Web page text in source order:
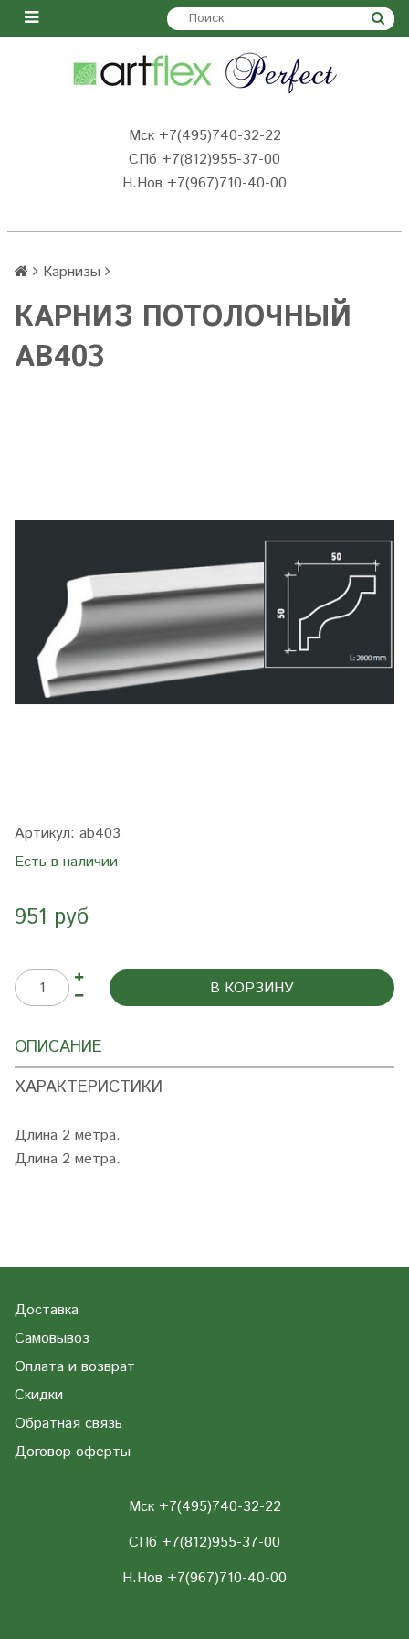
Мск +7(495)740-32-22
СПб +7(812)955-37-00
Н.Нов +7(967)710-40-00
Карнизы
КАРНИЗ ПОТОЛОЧНЫЙ
AB403
Артикул: ab403
Есть в наличии
951 руб
В КОРЗИНУ
ОПИСАНИЕ
ХАРАКТЕРИСТИКИ
Длина 2 метра.
Длина 2 метра.
Доставка
Самовывоз
Оплата и возврат
Скидки
Обратная связь
Договор оферты
Мск +7(495)740-32-22
СПб +7(812)955-37-00
Н.Нов +7(967)710-40-00